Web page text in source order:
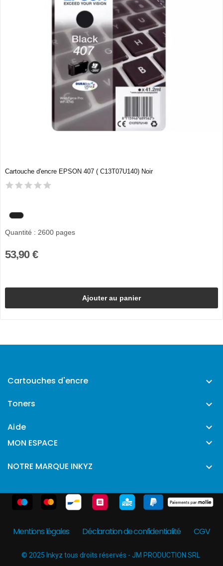
Cartouche d'encre EPSON 407 ( C13T07U140) Noir
Quantité : 2600 pages
53,90 €
Ajouter au panier
Cartouches d'encre 
Toners 
Aide 
MON ESPACE 
NOTRE MARQUE INKYZ 
Mentions légales Déclaration de confidentialité CGV
© 2025 Inkyz tous droits réservés - JM PRODUCTION SRL